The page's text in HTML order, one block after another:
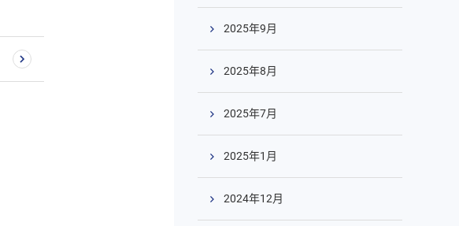
2025年9月
2025年8月
2025年7月
2025年1月
2024年12月